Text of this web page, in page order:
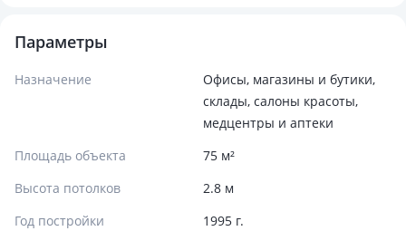
Параметры
Назначение
Офисы, магазины и бутики,
склады, салоны красоты,
медцентры и аптеки
Площадь объекта
75 м²
Высота потолков
2.8 м
Год постройки
1995 г.